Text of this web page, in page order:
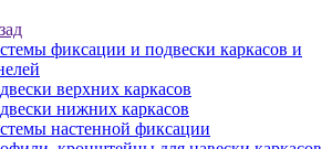
фиксации и подвески каркасов и
верхних каркасов
нижних каркасов
настенной фиксации